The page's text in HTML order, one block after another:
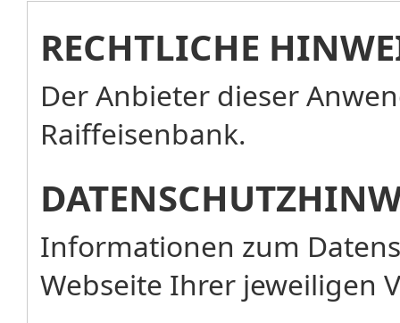
RECHTLICHE
Der Anbieter dieser
Raiffeisenbank.
Informationen zum
Webseite Ihrer jeweiligen